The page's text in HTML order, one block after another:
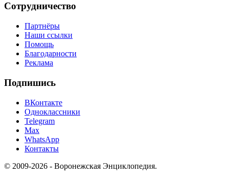
Сотрудничество
Партнёры
Наши ссылки
Помощь
Благодарности
Реклама
Подпишись
ВКонтакте
Одноклассники
Telegram
Max
WhatsApp
Контакты
© 2009-2026 - Воронежская Энциклопедия.